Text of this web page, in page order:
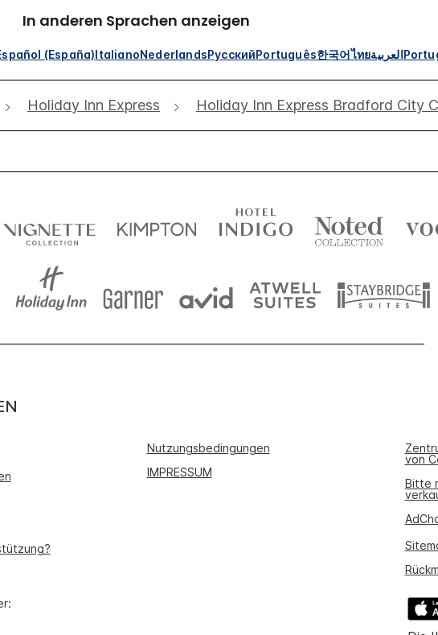
In anderen Sprachen anzeigen
(España)ItalianoNederlandsРусскийPortuguês한국어ไทยالعربية
Holiday Inn Express Holiday Inn Express Bradford City
Nutzungsbedingungen
IMPRESSUM
von
Bitte